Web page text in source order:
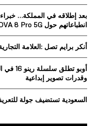
:
بعد إطلاقه في المملكة… خبراء
انطباعاتهم حول TECNO POVA 8 Pro 5G
أنكر برايم تصل :العلامة
أوبو
وقدرات تصوير إبداعية
السعودية تستضيف جولة